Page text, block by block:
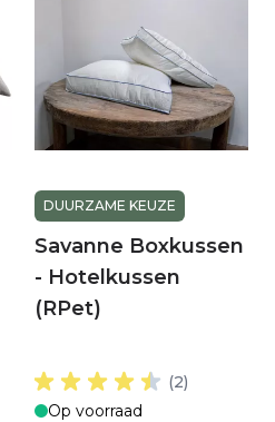
DUURZAME KEUZE
Savanne Boxkussen
- Hotelkussen
(RPet)
(2)
Op voorraad